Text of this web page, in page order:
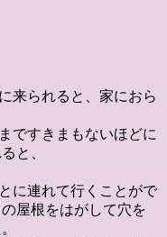
来られると、家におら
ですきまもないほどに
と、
に連れて行くことがで
屋根をはがして穴を